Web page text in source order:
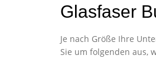
Glasfaser
Je nach Größe Ihre
Sie um folgenden aus,